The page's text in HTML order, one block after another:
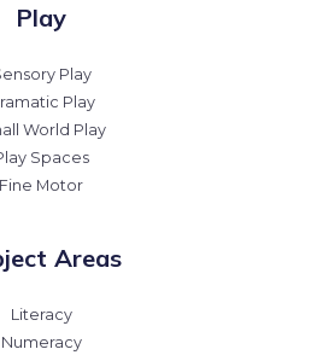
Play
Play
Play
World Play
Spaces
Fine Motor
Areas
Literacy
Numeracy